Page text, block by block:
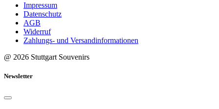
Impressum
Datenschutz
AGB
Widerruf
Zahlungs- und Versandinformationen
@ 2026 Stuttgart Souvenirs
Newsletter